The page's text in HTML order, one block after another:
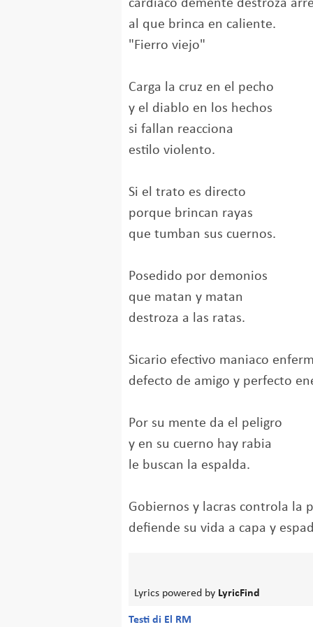
cardiaco demente destroza
al que brinca en caliente.
"Fierro viejo"
Carga la cruz en el pecho
y el diablo en los hechos
si fallan reacciona
estilo violento.
Si el trato es directo
porque brincan rayas
que tumban sus cuernos.
Posedido por demonios
que matan y matan
destroza a las ratas.
Sicario efectivo maniaco
defecto de amigo y perfecto
Por su mente da el peligro
y en su cuerno hay rabia
le buscan la espalda.
Gobiernos y lacras controla la
defiende su vida a capa y
Lyrics powered by LyricFind
Testi di El RM